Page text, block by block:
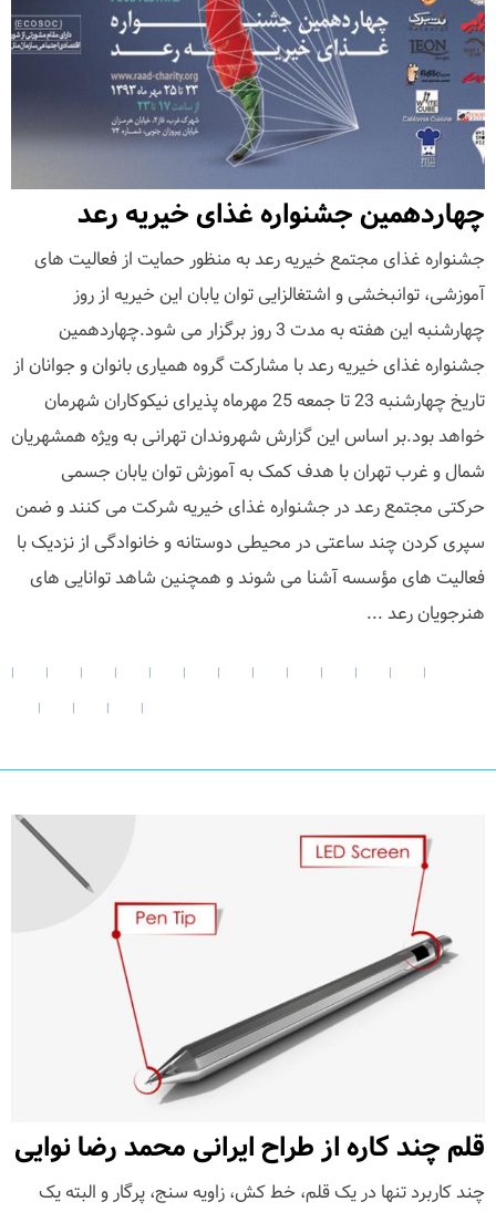
چهاردهمین جشنواره غذای خیریه رعد
جشنواره غذای مجتمع خیریه رعد به منظور حمایت از فعالیت های
آموزشی، توانبخشی و اشتغالزایی توان یابان این خیریه از روز
چهارشنبه این هفته به مدت 3 روز برگزار می شود.چهاردهمین
جشنواره غذای خیریه رعد با مشارکت گروه همیاری بانوان و جوانان از
تاریخ چهارشنبه 23 تا جمعه 25 مهرماه پذیرای نیکوکاران شهرمان
خواهد بود.بر اساس این گزارش شهروندان تهرانی به ویژه همشهریان
شمال و غرب تهران با هدف کمک به آموزش توان یابان جسمی
حرکتی مجتمع رعد در جشنواره غذای خیریه شرکت می کنند و ضمن
سپری کردن چند ساعتی در محیطی دوستانه و خانوادگی از نزدیک با
فعالیت های مؤسسه آشنا می شوند و همچنین شاهد توانایی های
هنرجویان رعد ...
|
|
|
|
|
|
|
|
|
|
|
|
|
|
|
|
|
قلم چند کاره از طراح ایرانی محمد رضا نوایی
چند کاربرد تنها در یک قلم، خط کش، زاویه سنج، پرگار و البته یک